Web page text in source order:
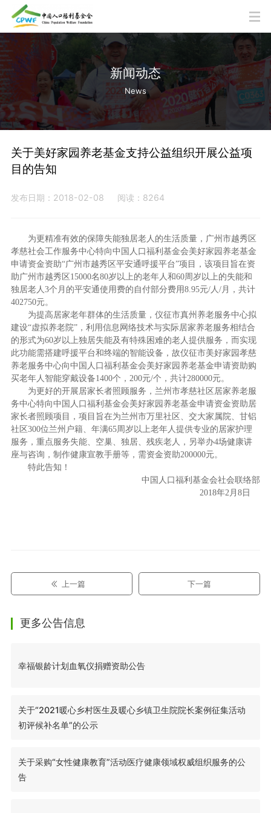
新闻动态
News
关于美好家园养老基金支持公益组织开展公益项
目的告知
发布日期：2018-02-08 阅读：8264
为更精准有效的保障失能独居老人的生活质量，广州市越秀区
孝慈社会工作服务中心特向中国人口福利基金会美好家园养老基金
申请资金资助“广州市越秀区平安通呼援平台”项目，该项目旨在资
助广州市越秀区15000名80岁以上的老年人和60周岁以上的失能和
独居老人3个月的平安通使用费的自付部分费用8.95元/人/月，共计
402750元。
为提高居家老年群体的生活质量，仪征市真州养老服务中心拟
建设“虚拟养老院”，利用信息网络技术与实际居家养老服务相结合
的形式为60岁以上独居失能及有特殊困难的老人提供服务，而实现
此功能需搭建呼援平台和终端的智能设备，故仪征市美好家园孝慈
养老服务中心向中国人口福利基金会美好家园养老基金申请资助购
买老年人智能穿戴设备1400个，200元/个，共计280000元。
为更好的开展居家长者照顾服务，兰州市孝慈社区居家养老服
务中心特向中国人口福利基金会美好家园养老基金申请资金资助居
家长者照顾项目，项目旨在为兰州市万里社区、交大家属院、甘铝
社区300位兰州户籍、年满65周岁以上老年人提供专业的居家护理
服务，重点服务失能、空巢、独居、残疾老人，另举办4场健康讲
座与咨询，制作健康宣教手册等，需资金资助200000元。
特此告知！
中国人口福利基金会社会联络部
2018年2月8日
上一篇 下一篇
更多公告信息
幸福银龄计划血氧仪捐赠资助公告
关于“2021暖心乡村医生及暖心乡镇卫生院院长案例征集活动
初评候补名单”的公示
关于采购“女性健康教育”活动医疗健康领域权威组织服务的公
告